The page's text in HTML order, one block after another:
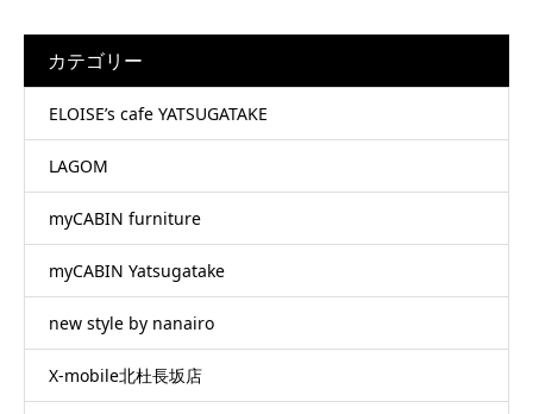
カテゴリー
ELOISE’s cafe YATSUGATAKE
LAGOM
myCABIN furniture
myCABIN Yatsugatake
new style by nanairo
X-mobile北杜長坂店